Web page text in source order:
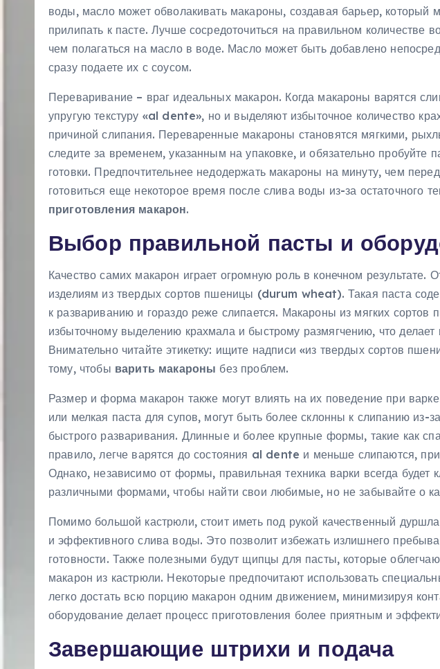
воды, масло может обволакивать макароны, создавая барьер, который
прилипать к пасте. Лучше сосредоточиться на правильном количестве
чем полагаться на масло в воде. Масло может быть добавлено
сразу подаете их с соусом.
Переваривание – враг идеальных макарон. Когда макароны варятся
упругую текстуру «al dente», но и выделяют избыточное количество
причиной слипания. Переваренные макароны становятся мягкими,
следите за временем, указанным на упаковке, и обязательно пробуйте
готовки. Предпочтительнее недодержать макароны на минуту, чем
готовиться еще некоторое время после слива воды из-за остаточного
приготовления макарон.
Выбор правильной пасты и
Качество самих макарон играет огромную роль в конечном результате.
изделиям из твердых сортов пшеницы (durum wheat). Такая паста
к развариванию и гораздо реже слипается. Макароны из мягких сортов
избыточному выделению крахмала и быстрому размягчению, что
Внимательно читайте этикетку: ищите надписи «из твердых сортов
тому, чтобы варить макароны без проблем.
Размер и форма макарон также могут влиять на их поведение при
или мелкая паста для супов, могут быть более склонны к слипанию
быстрого разваривания. Длинные и более крупные формы, такие как
правило, легче варятся до состояния al dente и меньше слипаются,
Однако, независимо от формы, правильная техника варки всегда будет
различными формами, чтобы найти свои любимые, но не забывайте о
Помимо большой кастрюли, стоит иметь под рукой качественный
и эффективного слива воды. Это позволит избежать излишнего
готовности. Также полезными будут щипцы для пасты, которые
макарон из кастрюли. Некоторые предпочитают использовать
легко достать всю порцию макарон одним движением, минимизируя
оборудование делает процесс приготовления более приятным и
Завершающие штрихи и подача